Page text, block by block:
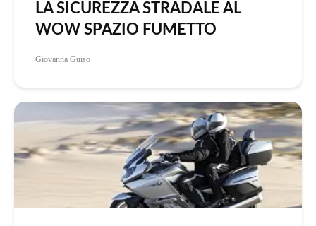
LA SICUREZZA STRADALE AL
WOW SPAZIO FUMETTO
Giovanna Guiso